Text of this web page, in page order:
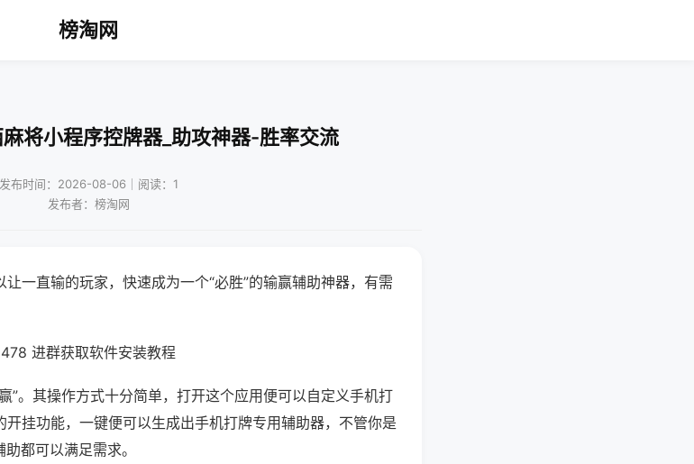
榜淘网
将小程序控牌器_助攻神器-胜率交流
发布时间：2026-08-06｜阅读：1
发布者：榜淘网
一直输的玩家，快速成为一个“必胜”的输赢辅助神器，有需
进群获取软件安装教程
”。其操作方式十分简单，打开这个应用便可以自定义手机打
挂功能，一键便可以生成出手机打牌专用辅助器，不管你是
都可以满足需求。